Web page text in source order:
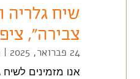
שיח גלריה
צבירה",
24 פברואר, 2025 |
אנו מזמינים